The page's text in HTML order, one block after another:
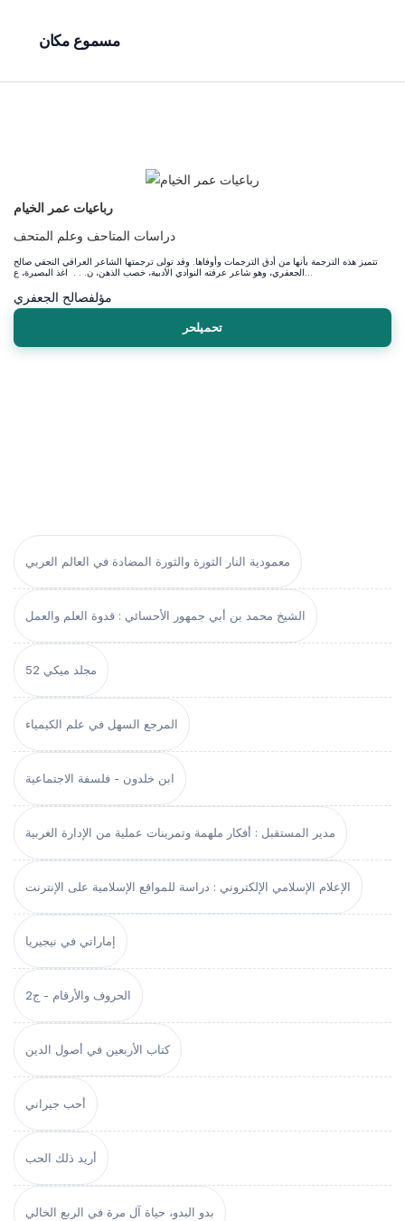
مسموع مكان
معمودية النار الثورة والثورة المضادة في العالم العربي
الشيخ محمد بن أبي جمهور الأحسائي : قدوة العلم والعمل
مجلد ميكي 52
المرجع السهل في علم الكيمياء
ابن خلدون - فلسفة الاجتماعية
مدير المستقبل : أفكار ملهمة وتمرينات عملية من الإدارة الغربية
الإعلام الإسلامي الإلكتروني : دراسة للمواقع الإسلامية على الإنترنت
إماراتي في نيجيريا
الحروف والأرقام - ج2
كتاب الأربعين في أصول الدين
أحب جيراني
أريد ذلك الحب
بدو البدو، حياة آل مرة في الربع الخالي
رباعيات عمر الخيام
دراسات المتاحف وعلم المتحف
تتميز هذه الترجمة بأنها من أدق الترجمات وأوفاها. وقد تولى ترجمتها الشاعر العراقي النجفي صالح
مؤلف
تحميلحر